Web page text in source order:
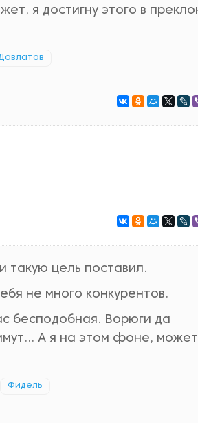
я достигну этого в
такую цель поставил.
не много конкурентов.
бесподобная. Ворюги да
А я на этом фоне,
Фидель